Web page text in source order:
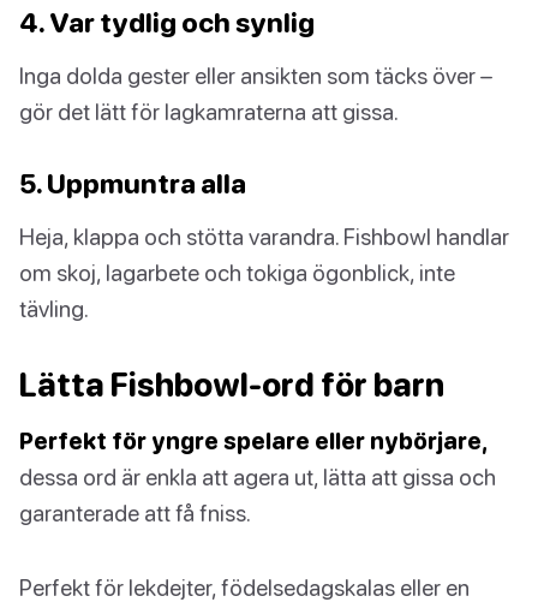
4. Var tydlig och synlig
Inga dolda gester eller ansikten som täcks över –
gör det lätt för lagkamraterna att gissa.
5. Uppmuntra alla
Heja, klappa och stötta varandra. Fishbowl handlar
om skoj, lagarbete och tokiga ögonblick, inte
tävling.
Lätta Fishbowl-ord för barn
Perfekt för yngre spelare eller nybörjare,
dessa ord är enkla att agera ut, lätta att gissa och
garanterade att få fniss.
Perfekt för lekdejter, födelsedagskalas eller en